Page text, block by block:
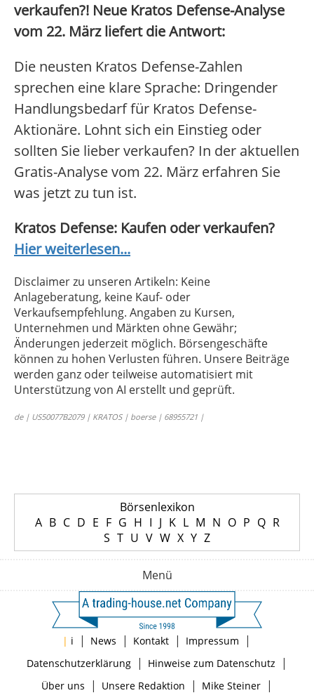
verkaufen?! Neue Kratos Defense-Analyse
vom 22. März liefert die Antwort:
Die neusten Kratos Defense-Zahlen
sprechen eine klare Sprache: Dringender
Handlungsbedarf für Kratos Defense-
Aktionäre. Lohnt sich ein Einstieg oder
sollten Sie lieber verkaufen? In der aktuellen
Gratis-Analyse vom 22. März erfahren Sie
was jetzt zu tun ist.
Kratos Defense: Kaufen oder verkaufen?
Hier weiterlesen...
Disclaimer zu unseren Artikeln: Keine
Anlageberatung, keine Kauf- oder
Verkaufsempfehlung. Angaben zu Kursen,
Unternehmen und Märkten ohne Gewähr;
Änderungen jederzeit möglich. Börsengeschäfte
können zu hohen Verlusten führen. Unsere Beiträge
werden ganz oder teilweise automatisiert mit
Unterstützung von AI erstellt und geprüft.
de | US50077B2079 | KRATOS | boerse | 68955721 |
Börsenlexikon
A B C D E F G H I J K L M N O P Q R
S T U V W X Y Z
Menü
| i | News | Kontakt | Impressum |
Datenschutzerklärung| Hinweise zum Datenschutz |
Über uns | Unsere Redaktion | Mike Steiner|